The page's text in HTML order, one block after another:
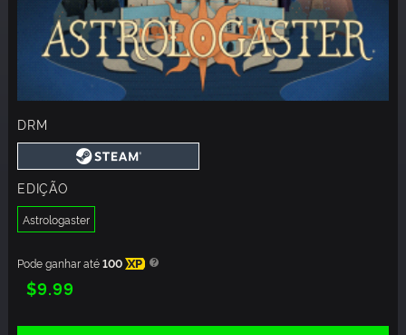
DRM
EDIÇÃO
Astrologaster
Pode ganhar até100 XP
$9.99